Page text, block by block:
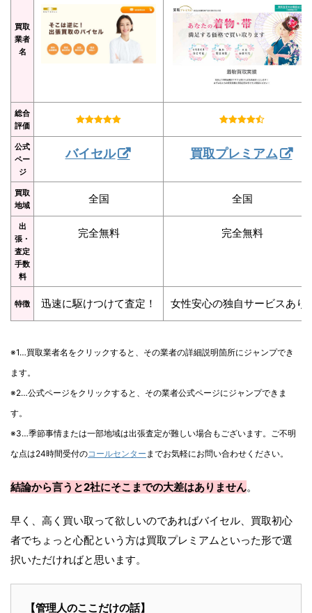
買取
業者
名
総合
評価
公式
ペー
ジ
バイセル 買取プレミアム
買取
地域
全国 全国
出
張・
査定
手数
料
完全無料 完全無料
特徴 迅速に駆けつけて査定！ 女性安心の独自サービスあり
※1…買取業者名をクリックすると、その業者の詳細説明箇所にジャンプでき
ます。
※2…公式ページをクリックすると、その業者公式ページにジャンプできま
す。
※3…季節事情または一部地域は出張査定が難しい場合もございます。ご不明
な点は24時間受付のコールセンター までお気軽にお問い合わせください。
結論から言うと2社にそこまでの大差はありません。
早く、高く買い取って欲しいのであればバイセル、買取初心
者でちょっと心配という方は買取プレミアムといった形で選
択いただければと思います。
【管理人のここだけの話】